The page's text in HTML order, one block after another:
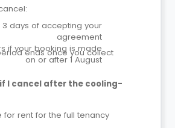
3 days of accepting your
agreement
if your booking is made
on or after 1 August
ends once you collect
I cancel after the cooling-
for rent for the full tenancy